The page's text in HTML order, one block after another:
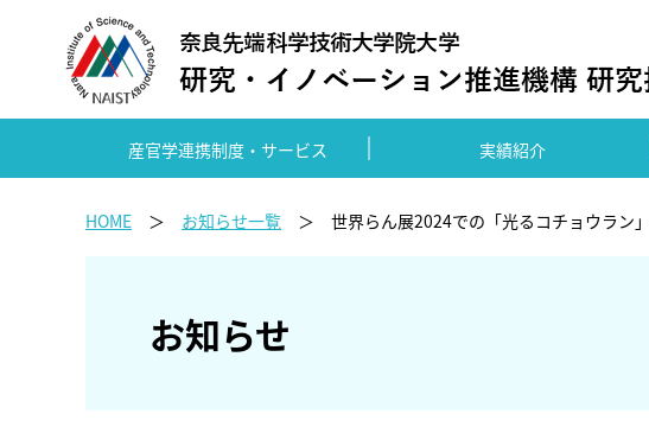
産官学連携制度・サービス 実績紹介
HOME お知らせ一覧 世界らん展2024での「光るコチョウラン
お知らせ